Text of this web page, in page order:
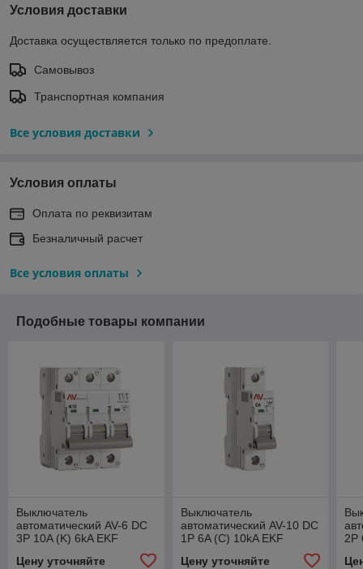
Условия доставки
Доставка осуществляется только по предоплате.
Самовывоз
Транспортная компания
Все условия доставки
Условия оплаты
Оплата по реквизитам
Безналичный расчет
Все условия оплаты
Подобные товары компании
Выключатель
автоматический AV-6 DC
3P 10A (K) 6kA EKF
Цену уточняйте
Выключатель
автоматический AV-10 DC
1P 6A (C) 10kA EKF
Цену уточняйте
2P